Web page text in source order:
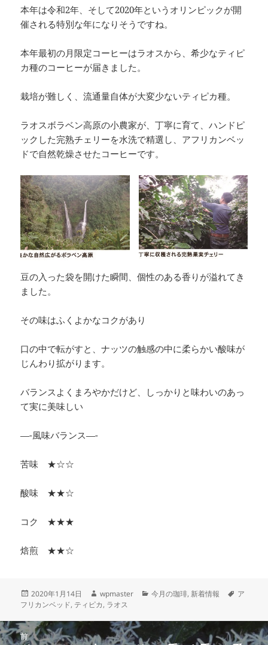
本年は令和2年、そして2020年というオリンピックが開
催される特別な年になりそうですね。
本年最初の月限定コーヒーはラオスから、希少なティピ
カ種のコーヒーが届きました。
栽培が難しく、流通量自体が大変少ないティピカ種。
ラオスボラベン高原の小農家が、丁寧に育て、ハンドピ
ックした完熟チェリーを水洗で精選し、アフリカンベッ
ドで自然乾燥させたコーヒーです。
豆の入った袋を開けた瞬間、個性のある香りが溢れてき
ました。
その味はふくよかなコクがあり
口の中で転がすと、ナッツの触感の中に柔らかい酸味が
じんわり拡がります。
バランスよくまろやかだけど、しっかりと味わいのあっ
て実に美味しい
—-風味バランス—-
苦味 ★☆☆
酸味 ★★☆
コク ★★★
焙煎 ★★☆
投
稿
2020年1月14日
作
成
wpmaster
カ
リ
今月の珈琲, 新着情報
タ
ア
フリカンベッド, ティピカ, ラオス
投
稿
前